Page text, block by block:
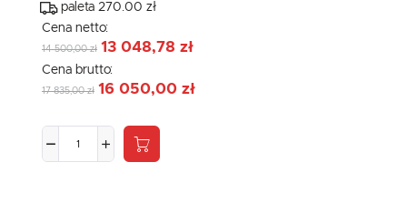
paleta 270.00 zł
Cena netto:
14 500,00 zł 13 048,78 zł
Cena brutto:
17 835,00 zł 16 050,00 zł